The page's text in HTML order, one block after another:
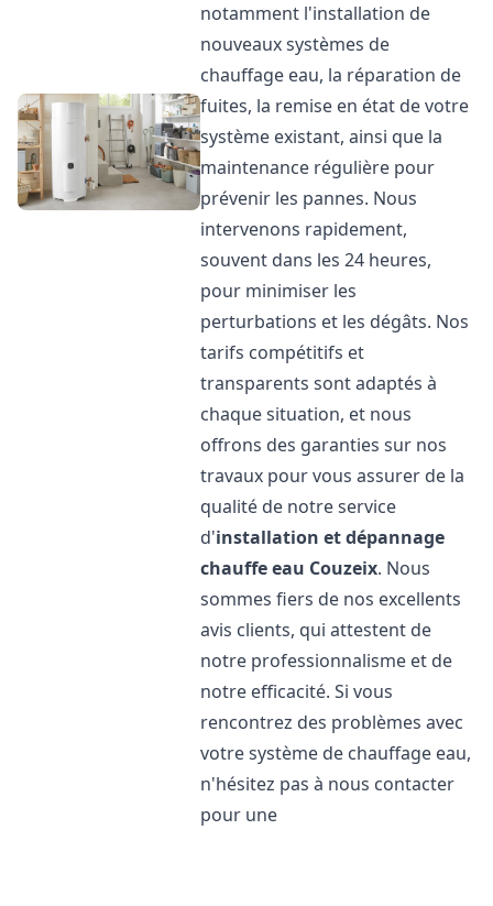
notamment l'installation de
nouveaux systèmes de
chauffage eau, la réparation de
fuites, la remise en état de votre
système existant, ainsi que la
maintenance régulière pour
prévenir les pannes. Nous
intervenons rapidement,
souvent dans les 24 heures,
pour minimiser les
perturbations et les dégâts. Nos
tarifs compétitifs et
transparents sont adaptés à
chaque situation, et nous
offrons des garanties sur nos
travaux pour vous assurer de la
qualité de notre service
d'installation et dépannage
chauffe eau Couzeix. Nous
sommes fiers de nos excellents
avis clients, qui attestent de
notre professionnalisme et de
notre efficacité. Si vous
rencontrez des problèmes avec
votre système de chauffage eau,
n'hésitez pas à nous contacter
pour une